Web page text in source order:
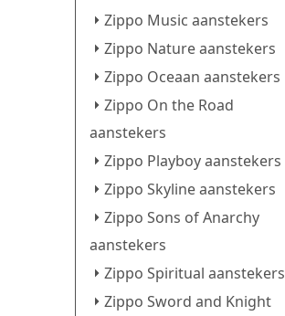
Zippo Music aanstekers
Zippo Nature aanstekers
Zippo Oceaan aanstekers
Zippo On the Road
aanstekers
Zippo Playboy aanstekers
Zippo Skyline aanstekers
Zippo Sons of Anarchy
aanstekers
Zippo Spiritual aanstekers
Zippo Sword and Knight